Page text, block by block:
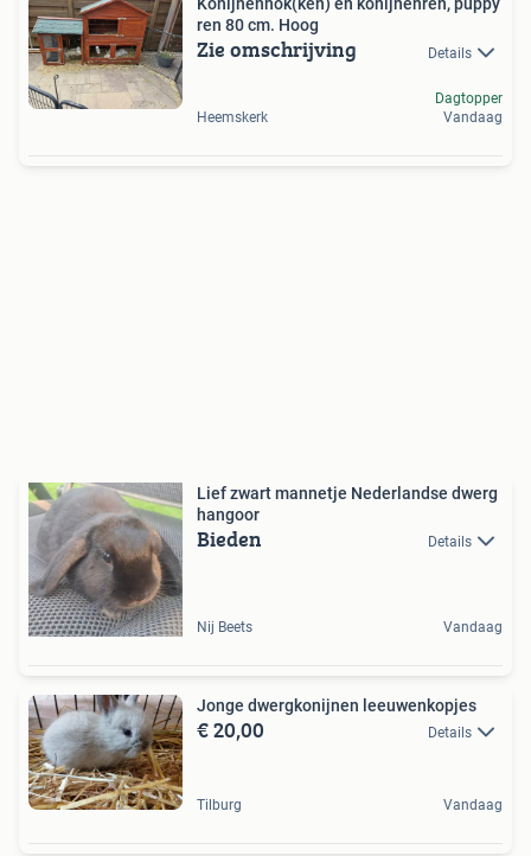
Konijnenhok(ken) en konijnenren, puppy
ren 80 cm. Hoog
Zie omschrijving Details
Heemskerk
Dagtopper
Vandaag
Lief zwart mannetje Nederlandse dwerg
hangoor
Bieden Details
Nij Beets Vandaag
Jonge dwergkonijnen leeuwenkopjes
€ 20,00 Details
Tilburg Vandaag